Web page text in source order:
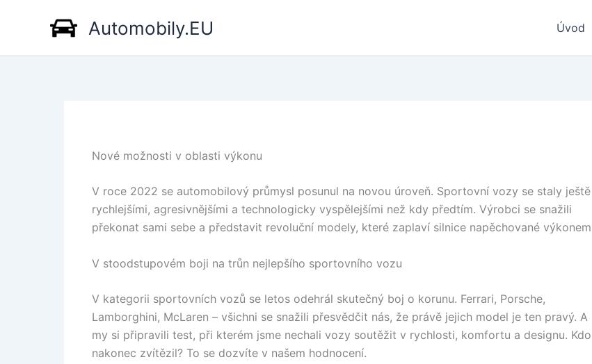
Automobily.EU Úvod
Nové možnosti v oblasti výkonu
V roce 2022 se automobilový průmysl posunul na novou úroveň. Sportovní vozy se staly ještě
rychlejšími, agresivnějšími a technologicky vyspělejšími než kdy předtím. Výrobci se snažili
překonat sami sebe a představit revoluční modely, které zaplaví silnice napěchované
V stoodstupovém boji na trůn nejlepšího sportovního vozu
V kategorii sportovních vozů se letos odehrál skutečný boj o korunu. Ferrari, Porsche,
Lamborghini, McLaren – všichni se snažili přesvědčit nás, že právě jejich model je ten pravý. A
my si připravili test, při kterém jsme nechali vozy soutěžit v rychlosti, komfortu a designu. Kdo
nakonec zvítězil? To se dozvíte v našem hodnocení.